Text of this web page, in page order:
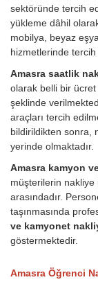
sektöründe tercih
yükleme dâhil
mobilya, beyaz
hizmetlerinde tercih
Amasra saatlik
olarak belli bir ücret
şeklinde
araçları tercih
bildirildikten sonra,
yerinde olmaktadır.
Amasra kamyon
müşterilerin nakliye
arasındadır.
taşınmasında
ve kamyonet
göstermektedir.
Amasra Öğrenci